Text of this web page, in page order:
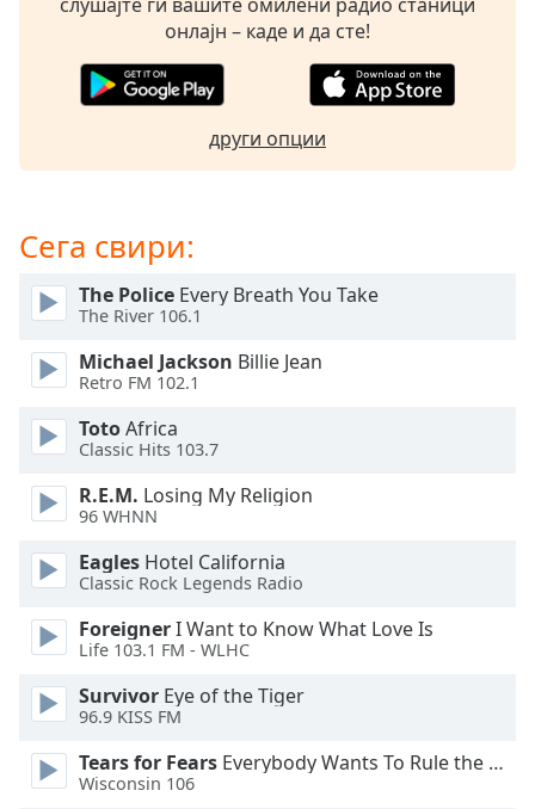
the
window.
Text
Color
Opacity
Text
Background
Area
Background
Color
онлајн – каде и да сте!
други опции
Сега свири:
The Police Every Breath You Take
The River 106.1
Michael Jackson Billie Jean
Retro FM 102.1
TotoAfrica
Classic Hits 103.7
R.E.M. Losing My Religion
96 WHNN
Eagles Hotel California
Classic Rock Legends Radio
ForeignerI Want to Know What Love Is
Life 103.1 FM - WLHC
Survivor Eye of the Tiger
96.9 KISS FM
Tears for Fears Everybody Wants To Rule the World
Wisconsin 106